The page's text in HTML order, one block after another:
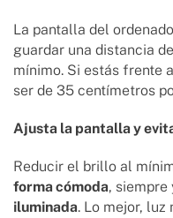
La pantalla del
guardar una distancia
mínimo. Si estás frente
ser de 35 centímetros
Ajusta la pantalla y
Reducir el brillo al
forma cómoda, siempre
iluminada. Lo mejor,